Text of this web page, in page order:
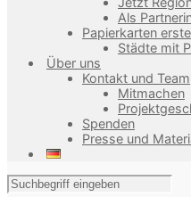
Als
Papierkarten
Städte mit
Über uns
Kontakt und Team
Mitmachen
Spenden
Presse und